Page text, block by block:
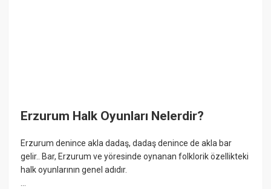
Erzurum Halk Oyunları Nelerdir?
Erzurum denince akla dadaş, dadaş denince de akla bar
gelir.. Bar, Erzurum ve yöresinde oynanan folklorik özellikteki
halk oyunlarının genel adıdır.
...